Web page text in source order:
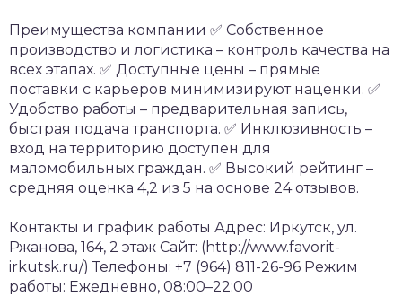
Преимущества компании ✅ Собственное
производство и логистика – контроль качества на
всех этапах. ✅ Доступные цены – прямые
поставки с карьеров минимизируют наценки. ✅
Удобство работы – предварительная запись,
быстрая подача транспорта. ✅ Инклюзивность –
вход на территорию доступен для
маломобильных граждан. ✅ Высокий рейтинг –
средняя оценка 4,2 из 5 на основе 24 отзывов.
Контакты и график работы Адрес: Иркутск, ул.
Ржанова, 164, 2 этаж Сайт: (http://www.favorit-
irkutsk.ru/) Телефоны: +7 (964) 811-26-96 Режим
работы: Ежедневно, 08:00–22:00